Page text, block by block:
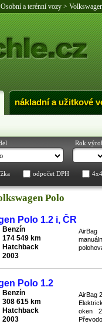
Osobní a terénní vozy>
nákladní a užitkové
Rok
odpočet DPH 4x4
Polo
Polo 1.2 i, ČR
Benzín
174 549 km
Hatchback
2003
AirBag
Polo 1.2
Benzín
308 615 km
Hatchback
2003
AirBag
oken